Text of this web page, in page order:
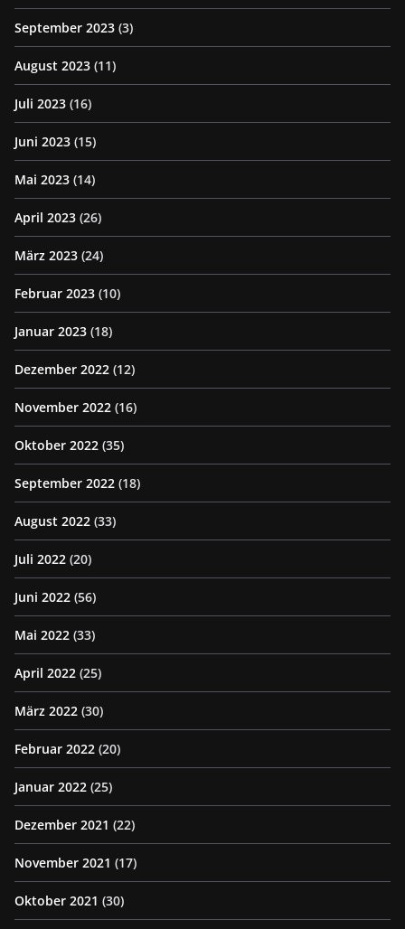
September 2023 (3)
August 2023 (11)
Juli 2023 (16)
Juni 2023 (15)
Mai 2023 (14)
April 2023 (26)
März 2023 (24)
Februar 2023 (10)
Januar 2023 (18)
Dezember 2022 (12)
November 2022 (16)
Oktober 2022 (35)
September 2022 (18)
August 2022 (33)
Juli 2022 (20)
Juni 2022 (56)
Mai 2022 (33)
April 2022 (25)
März 2022 (30)
Februar 2022 (20)
Januar 2022 (25)
Dezember 2021 (22)
November 2021 (17)
Oktober 2021 (30)